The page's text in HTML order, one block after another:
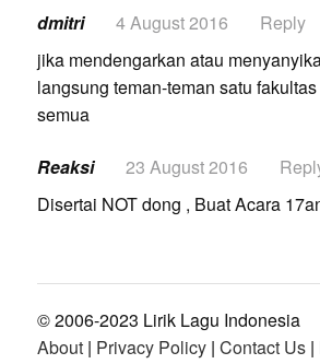
dmitri 4 August 2016
Reply
jika mendengarkan atau
langsung teman-teman satu
semua
Reaksi 23 August 2016
Disertai NOT dong , Buat Acara
© 2006-2023 Lirik Lagu Indonesia
About| Privacy Policy| Contact Us|